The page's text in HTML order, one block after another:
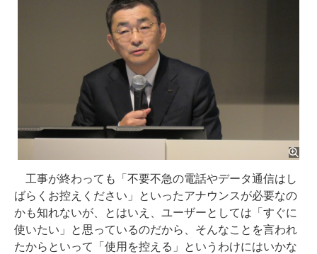
工事が終わっても「不要不急の電話やデータ通信はし
ばらくお控えください」といったアナウンスが必要なの
かも知れないが、とはいえ、ユーザーとしては「すぐに
使いたい」と思っているのだから、そんなことを言われ
たからといって「使用を控える」というわけにはいかな